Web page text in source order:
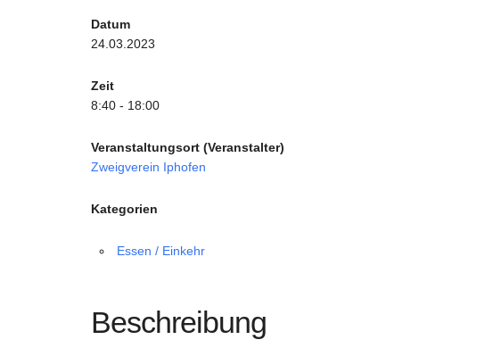
Datum
24.03.2023
Zeit
8:40 - 18:00
Veranstaltungsort (Veranstalter)
Zweigverein Iphofen
Kategorien
Essen / Einkehr
Beschreibung